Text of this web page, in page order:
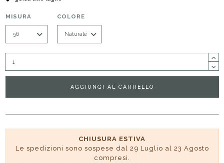
MISURA COLORE
AGGIUNGI AL CARRELLO
CHIUSURA ESTIVA
Le spedizioni sono sospese dal 29 Luglio al 23 Agosto
compresi.